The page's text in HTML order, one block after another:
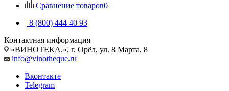
Сравнение товаров0
8 (800) 444 40 93
Контактная информация
«ВИНОТЕКА.», г. Орёл, ул. 8 Марта, 8
info@vinotheque.ru
Вконтакте
Telegram